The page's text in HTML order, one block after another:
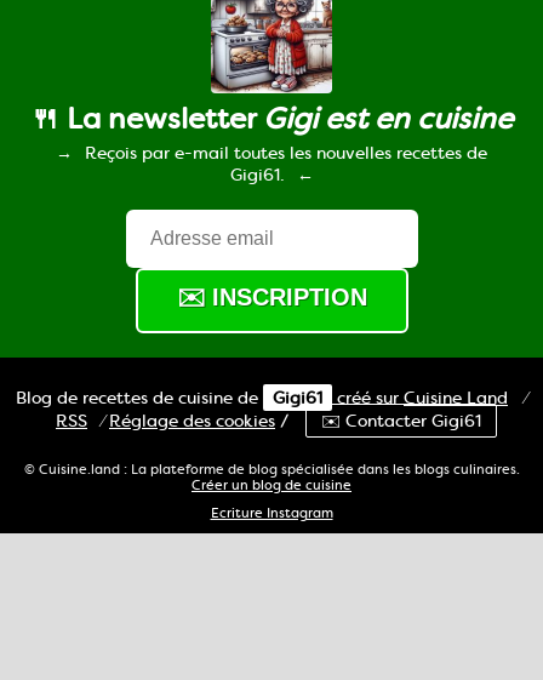
🍴 La newsletter Gigi est en cuisine
Reçois par e-mail toutes les nouvelles recettes de
Gigi61.
Blog de recettes de cuisine de Gigi61 créé sur Cuisine Land
⁄
RSS ⁄Réglage des cookies / ✉️ Contacter Gigi61
© Cuisine.land : La plateforme de blog spécialisée dans les blogs culinaires.
Créer un blog de cuisine
Ecriture Instagram